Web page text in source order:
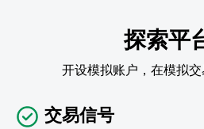
探索平
开设模拟账户，在模拟
交易信号